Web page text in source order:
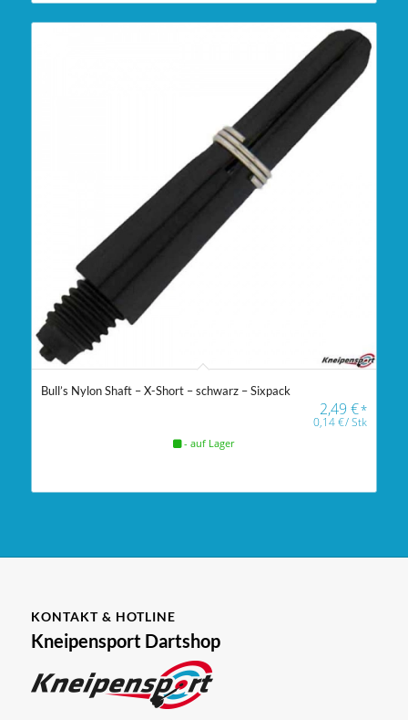
Bull’s Nylon Shaft – X-Short – schwarz – Sixpack
2,49€*
0,14€/Stk
- auf Lager
KONTAKT & HOTLINE
Kneipensport Dartshop